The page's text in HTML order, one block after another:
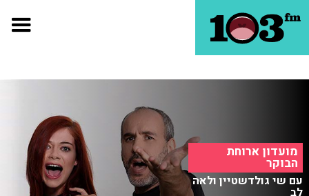
מועדון ארוחת
הבוקר
עם שי גולדשטיין ולאה
לב